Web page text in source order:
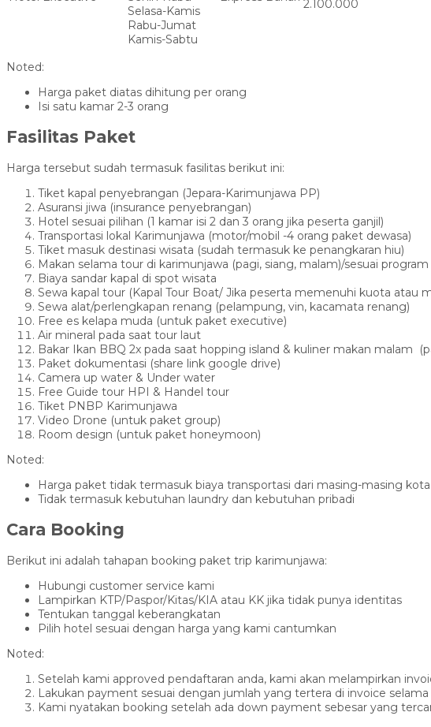
Selasa-Kamis
Rabu-Jumat
Kamis-Sabtu
2.100.000
Noted:
Harga paket diatas dihitung per orang
Isi satu kamar 2-3 orang
Fasilitas Paket
Harga tersebut sudah termasuk fasilitas berikut ini:
Tiket kapal penyebrangan (Jepara-Karimunjawa PP)
Asuransi jiwa (insurance penyebrangan)
Hotel sesuai pilihan (1 kamar isi 2 dan 3 orang jika peserta ganjil)
Transportasi lokal Karimunjawa (motor/mobil -4 orang paket dewasa)
Tiket masuk destinasi wisata (sudah termasuk ke penangkaran hiu)
Makan selama tour di karimunjawa (pagi, siang, malam)/sesuai program
Biaya sandar kapal di spot wisata
Sewa kapal tour (Kapal Tour Boat/ Jika peserta memenuhi kuota atau
Sewa alat/perlengkapan renang (pelampung, vin, kacamata renang)
Free es kelapa muda (untuk paket executive)
Air mineral pada saat tour laut
Bakar Ikan BBQ 2x pada saat hopping island & kuliner makan malam
Paket dokumentasi (share link google drive)
Camera up water & Under water
Free Guide tour HPI & Handel tour
Tiket PNBP Karimunjawa
Video Drone (untuk paket group)
Room design (untuk paket honeymoon)
Noted:
Harga paket tidak termasuk biaya transportasi dari masing-masing kota
Tidak termasuk kebutuhan laundry dan kebutuhan pribadi
Cara Booking
Berikut ini adalah tahapan booking paket trip karimunjawa:
Hubungi customer service kami
Lampirkan KTP/Paspor/Kitas/KIA atau KK jika tidak punya identitas
Tentukan tanggal keberangkatan
Pilih hotel sesuai dengan harga yang kami cantumkan
Noted:
Setelah kami approved pendaftaran anda, kami akan melampirkan
Lakukan payment sesuai dengan jumlah yang tertera di invoice
Kami nyatakan booking setelah ada down payment sebesar yang